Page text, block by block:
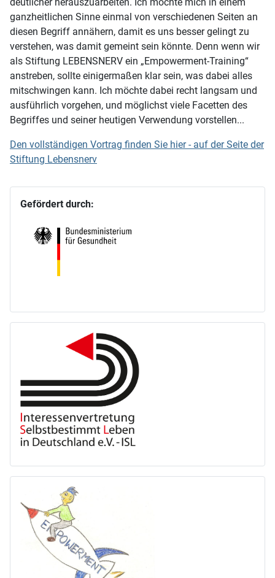
ganzheitlichen Sinne einmal von verschiedenen Seiten an
diesen Begriff annähern, damit es uns besser gelingt zu
verstehen, was damit gemeint sein könnte. Denn wenn wir
als Stiftung LEBENSNERV ein „Empowerment-Training“
anstreben, sollte einigermaßen klar sein, was dabei alles
mitschwingen kann. Ich möchte dabei recht langsam und
ausführlich vorgehen, und möglichst viele Facetten des
Begriffes und seiner heutigen Verwendung vorstellen...
Den vollständigen Vortrag finden Sie hier - auf der Seite der
Stiftung Lebensnerv
Gefördert durch: